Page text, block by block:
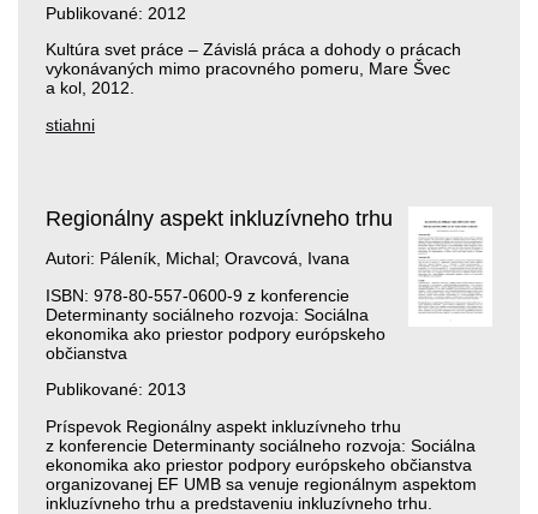
Publikované: 2012
Kultúra svet práce – Závislá práca a dohody o prácach
vykonávaných mimo pracovného pomeru, Mare Švec
a kol, 2012.
stiahni
Regionálny aspekt inkluzívneho trhu
Autori: Páleník, Michal; Oravcová, Ivana
ISBN: 978-80-557-0600-9 z konferencie
Determinanty sociálneho rozvoja: Sociálna
ekonomika ako priestor podpory európskeho
občianstva
Publikované: 2013
Príspevok Regionálny aspekt inkluzívneho trhu
z konferencie Determinanty sociálneho rozvoja: Sociálna
ekonomika ako priestor podpory európskeho občianstva
organizovanej EF UMB sa venuje regionálnym aspektom
inkluzívneho trhu a pred­staveniu inkluzívneho trhu.